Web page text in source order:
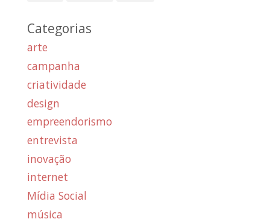
Categorias
arte
campanha
criatividade
design
empreendorismo
entrevista
inovação
internet
Mídia Social
música